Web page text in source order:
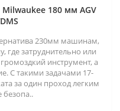
180 мм AGV
230мм машинам,
где затруднительно или
инструмент, а
С такими задачами 17-
за один проход легким
безопа..